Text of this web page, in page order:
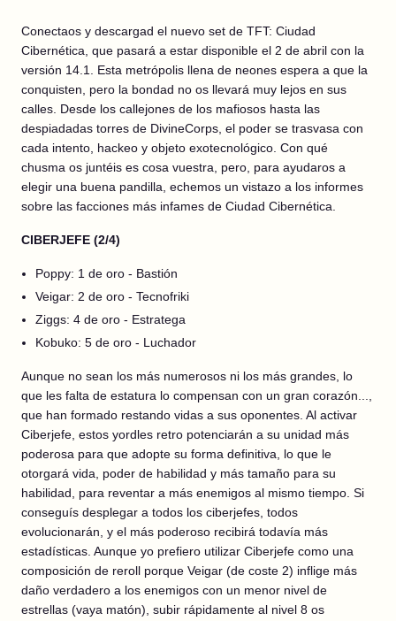
Conectaos y descargad el nuevo set de TFT: Ciudad
Cibernética, que pasará a estar disponible el 2 de abril con la
versión 14.1. Esta metrópolis llena de neones espera a que la
conquisten, pero la bondad no os llevará muy lejos en sus
calles. Desde los callejones de los mafiosos hasta las
despiadadas torres de DivineCorps, el poder se trasvasa con
cada intento, hackeo y objeto exotecnológico. Con qué
chusma os juntéis es cosa vuestra, pero, para ayudaros a
elegir una buena pandilla, echemos un vistazo a los informes
sobre las facciones más infames de Ciudad Cibernética.
CIBERJEFE (2/4)
Poppy: 1 de oro - Bastión
Veigar: 2 de oro - Tecnofriki
Ziggs: 4 de oro - Estratega
Kobuko: 5 de oro - Luchador
Aunque no sean los más numerosos ni los más grandes, lo
que les falta de estatura lo compensan con un gran corazón...,
que han formado restando vidas a sus oponentes. Al activar
Ciberjefe, estos yordles retro potenciarán a su unidad más
poderosa para que adopte su forma definitiva, lo que le
otorgará vida, poder de habilidad y más tamaño para su
habilidad, para reventar a más enemigos al mismo tiempo. Si
conseguís desplegar a todos los ciberjefes, todos
evolucionarán, y el más poderoso recibirá todavía más
estadísticas. Aunque yo prefiero utilizar Ciberjefe como una
composición de reroll porque Veigar (de coste 2) inflige más
daño verdadero a los enemigos con un menor nivel de
estrellas (vaya matón), subir rápidamente al nivel 8 os